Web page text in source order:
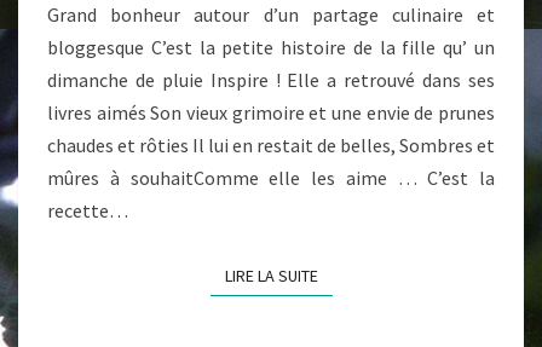
Grand bonheur autour d’un partage culinaire et
bloggesque C’est la petite histoire de la fille qu’ un
dimanche de pluie Inspire ! Elle a retrouvé dans ses
livres aimés Son vieux grimoire et une envie de prunes
chaudes et rôties Il lui en restait de belles, Sombres et
mûres à souhaitComme elle les aime … C’est la
recette…
LIRE LA SUITELIRE LA SUITE